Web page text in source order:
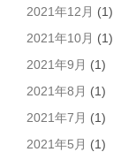
2021年12月 (1)
2021年10月 (1)
2021年9月 (1)
2021年8月 (1)
2021年7月 (1)
2021年5月 (1)